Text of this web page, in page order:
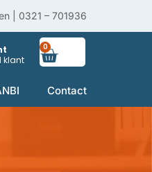
| 0321 – 701936
klant
0
Contact